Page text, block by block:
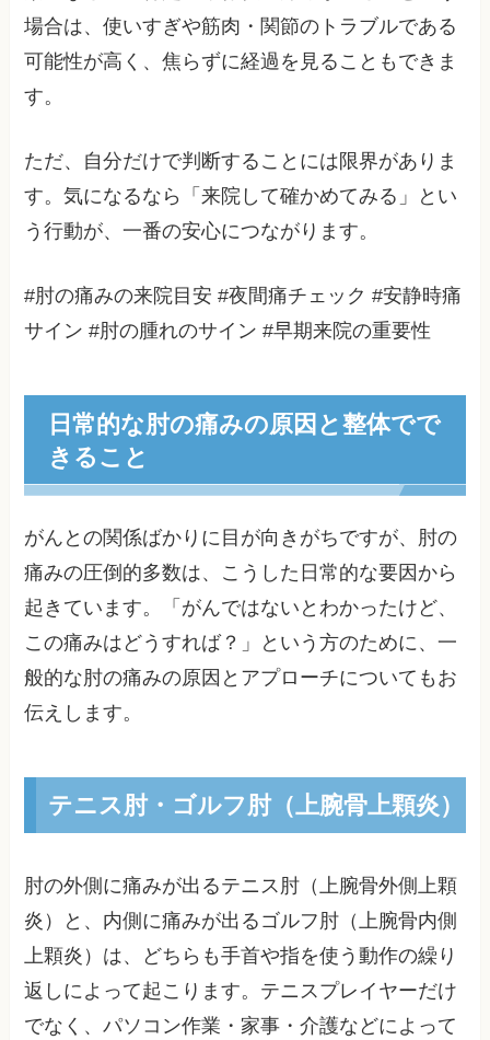
場合は、使いすぎや筋肉・関節のトラブルである
可能性が高く、焦らずに経過を見ることもできま
す。
ただ、自分だけで判断することには限界がありま
す。気になるなら「来院して確かめてみる」とい
う行動が、一番の安心につながります。
#肘の痛みの来院目安 #夜間痛チェック #安静時痛
サイン #肘の腫れのサイン #早期来院の重要性
日常的な肘の痛みの原因と整体でで
きること
がんとの関係ばかりに目が向きがちですが、肘の
痛みの圧倒的多数は、こうした日常的な要因から
起きています。「がんではないとわかったけど、
この痛みはどうすれば？」という方のために、一
般的な肘の痛みの原因とアプローチについてもお
伝えします。
テニス肘・ゴルフ肘（上腕骨上顆炎）
肘の外側に痛みが出るテニス肘（上腕骨外側上顆
炎）と、内側に痛みが出るゴルフ肘（上腕骨内側
上顆炎）は、どちらも手首や指を使う動作の繰り
返しによって起こります。テニスプレイヤーだけ
でなく、パソコン作業・家事・介護などによって